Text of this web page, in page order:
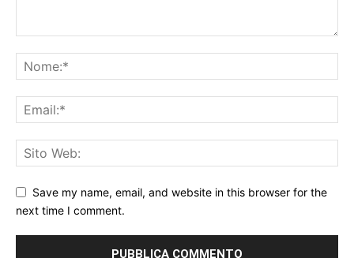
Save my name, email, and website in this browser for the
next time I comment.